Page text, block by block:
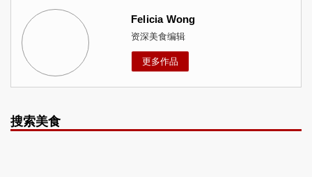
Felicia Wong
资深美食编辑
更多作品
搜索美食